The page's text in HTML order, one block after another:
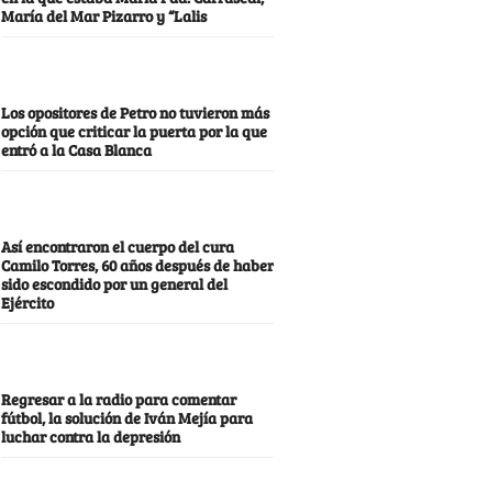
María del Mar Pizarro y “Lalis
Los opositores de Petro no tuvieron más
opción que criticar la puerta por la que
entró a la Casa Blanca
Así encontraron el cuerpo del cura
Camilo Torres, 60 años después de haber
sido escondido por un general del
Ejército
Regresar a la radio para comentar
fútbol, la solución de Iván Mejía para
luchar contra la depresión